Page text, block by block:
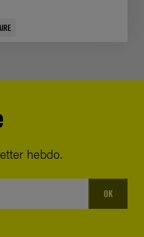
hebdo.
OK